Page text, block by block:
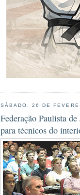
SÁBADO, 26 DE
Federação Paulista
para técnicos do